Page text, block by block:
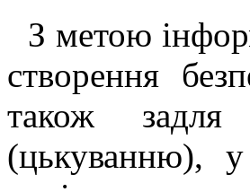
З метою
створення
також задля
(цькуванню),